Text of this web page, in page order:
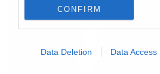
CONFIRM
Data Deletion Data Access